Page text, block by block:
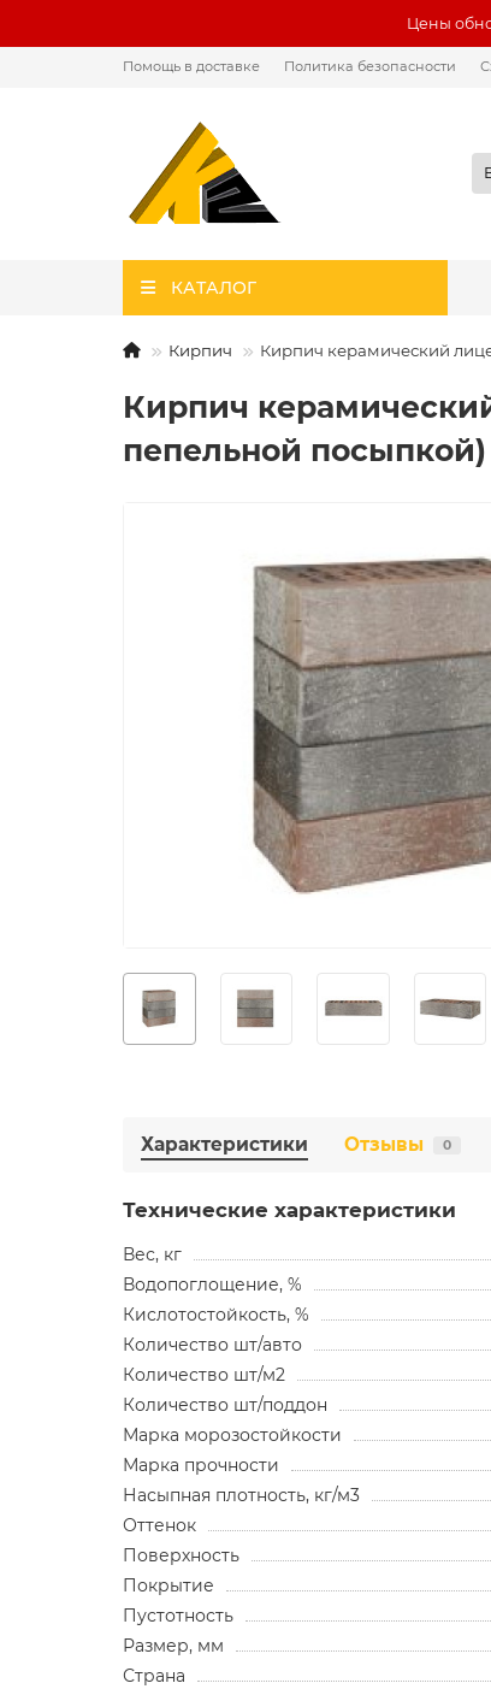
Цены
Помощь в доставке Политика безопасности
КАТАЛОГ
Кирпич Кирпич керамический
Кирпич
пепельной посыпкой)
Характеристики Отзывы 0
Технические характеристики
Вес, кг
Водопоглощение, %
Кислотостойкость, %
Количество шт/авто
Количество шт/м2
Количество шт/поддон
Марка морозостойкости
Марка прочности
Насыпная плотность, кг/м3
Оттенок
Поверхность
Покрытие
Пустотность
Размер, мм
Страна